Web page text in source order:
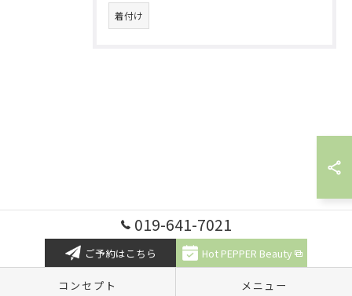
着付け
019-641-7021
ご予約はこちら Hot PEPPER Beauty
コンセプト メニュー